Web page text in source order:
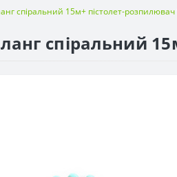
спіральний 15м+ пістолет-
спіральний